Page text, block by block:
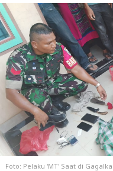
Foto: Pelaku 'MT' Saat di